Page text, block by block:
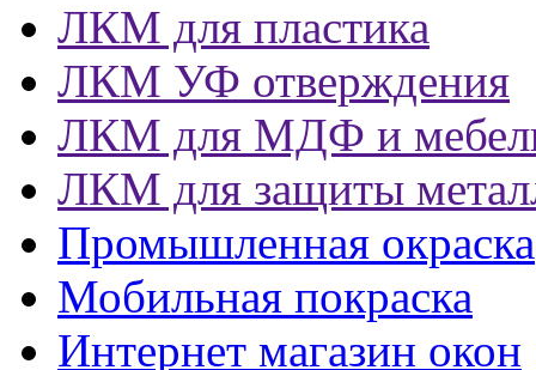
ЛКМ для пластика
ЛКМ УФ отверждения
ЛКМ для МДФ и
ЛКМ для защиты
Промышленная окраска
Мобильная покраска
Интернет магазин окон